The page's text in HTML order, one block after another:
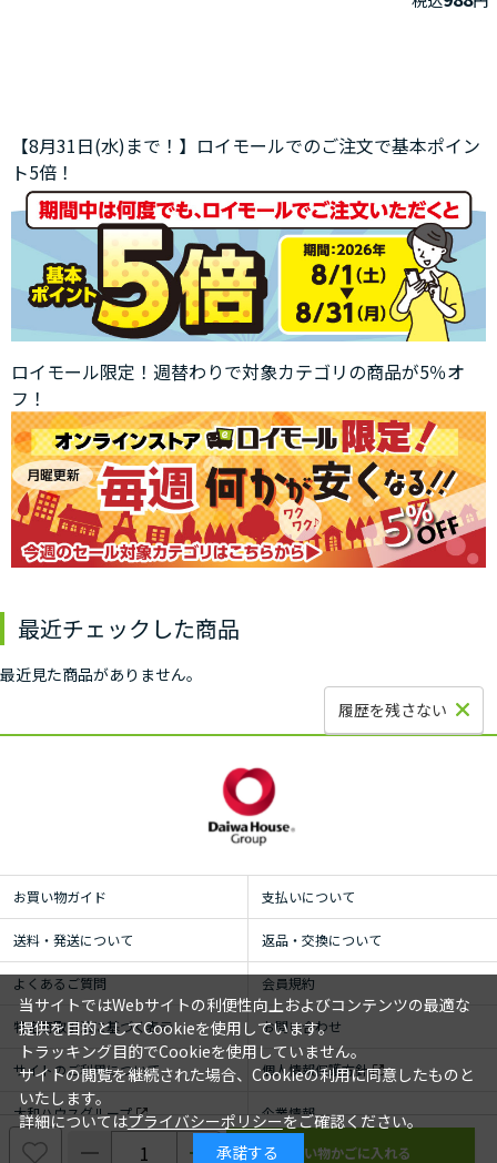
【8月31日(水)まで！】ロイモールでのご注文で基本ポイン
ト5倍！
ロイモール限定！週替わりで対象カテゴリの商品が5％オ
フ！
最近チェックした商品
最近見た商品がありません。
履歴を残さない
お買い物ガイド 支払いについて
送料・発送について 返品・交換について
よくあるご質問 会員規約
特定商取引法に基づく表示 お問い合わせ
サイトのご利用について 個人情報保護方針
大和ハウスグループ 企業情報
当サイトではWebサイトの利便性向上およびコンテンツの最適な
提供を目的としてCookieを使用しています。
トラッキング目的でCookieを使用していません。
サイトの閲覧を継続された場合、Cookieの利用に同意したものと
いたします。
詳細についてはプライバシーポリシーをご確認ください。
承諾する